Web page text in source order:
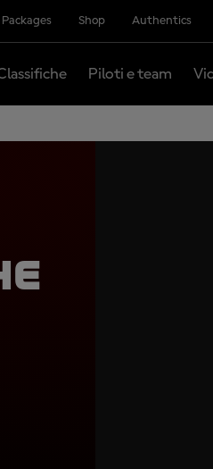
Packages Shop Authentics
Piloti e team